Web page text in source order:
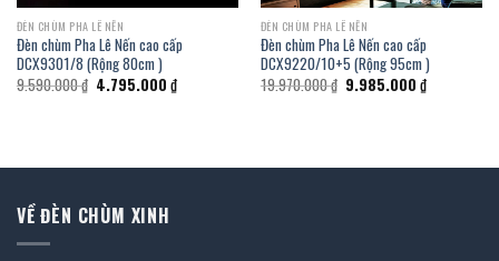
ĐÈN CHÙM PHA LÊ NẾN
Đèn chùm Pha Lê Nến cao cấp
DCX9301/8 (Rộng 80cm )
9.590.000₫ Giá
gốc
4.795.000 ₫Giá
hiện
ĐÈN CHÙM PHA LÊ NẾN
Đèn chùm Pha Lê Nến cao cấp
DCX9220/10+5 (Rộng 95cm )
19.970.000₫ Giá
gốc
9.985.000 ₫Giá
hiện
VỀ ĐÈN CHÙM XINH